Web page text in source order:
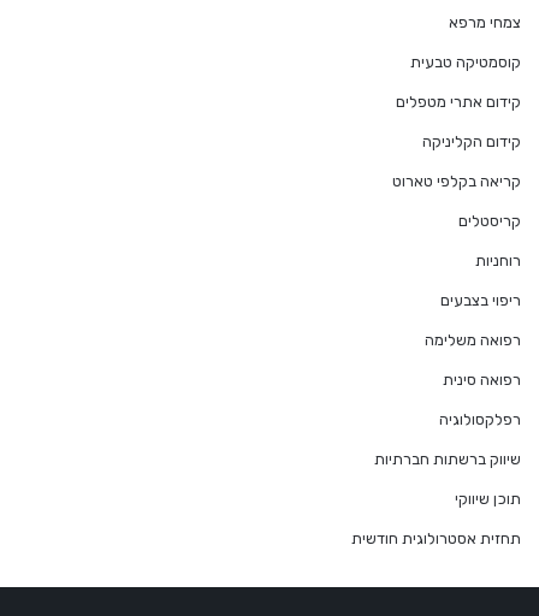
צמחי מרפא
קוסמטיקה טבעית
קידום אתרי מטפלים
קידום הקליניקה
קריאה בקלפי טארוט
קריסטלים
רוחניות
ריפוי בצבעים
רפואה משלימה
רפואה סינית
רפלקסולוגיה
שיווק ברשתות חברתיות
תוכן שיווקי
תחזית אסטרולוגית חודשית